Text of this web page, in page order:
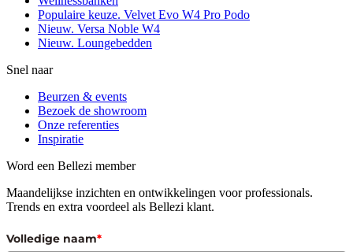
Populaire keuze. Velvet Evo W4 Pro Podo
Nieuw. Versa Noble W4
Nieuw. Loungebedden
Snel naar
Beurzen & events
Bezoek de showroom
Onze referenties
Inspiratie
Word een Bellezi member
Maandelijkse inzichten en ontwikkelingen voor professionals.
Trends en extra voordeel als Bellezi klant.
Volledige naam*